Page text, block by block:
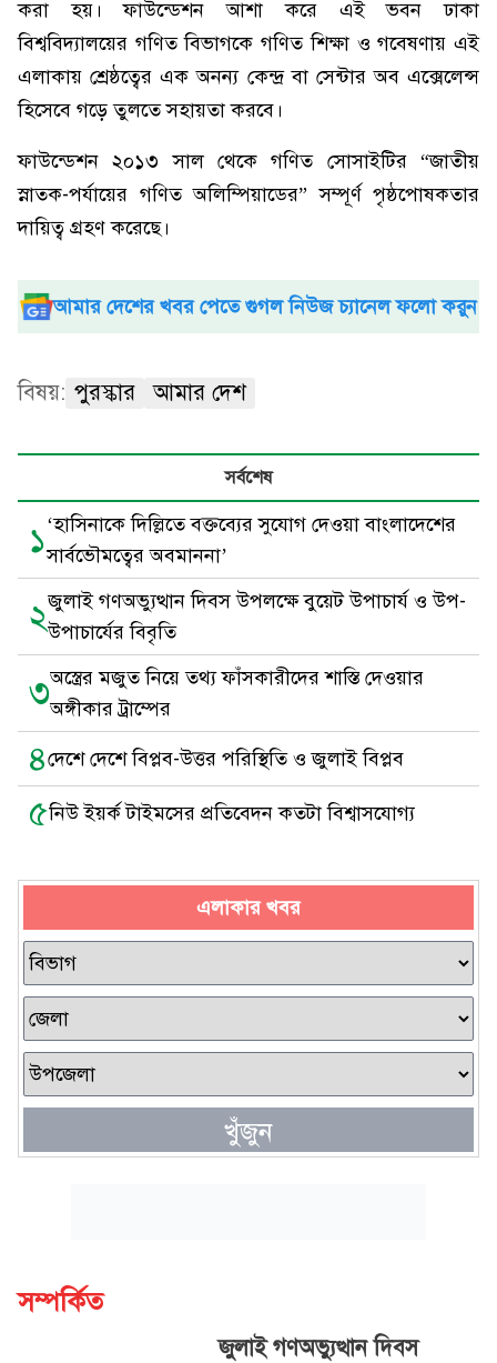
করা হয়। ফাউন্ডেশন আশা করে এই ভবন ঢাকা
বিশ্ববিদ্যালয়ের গণিত বিভাগকে গণিত শিক্ষা ও গবেষণায় এই
এলাকায় শ্রেষ্ঠত্বের এক অনন্য কেন্দ্র বা সেন্টার অব এক্সেলেন্স
হিসেবে গড়ে তুলতে সহায়তা করবে।
ফাউন্ডেশন ২০১৩ সাল থেকে গণিত সোসাইটির “জাতীয়
স্নাতক-পর্যায়ের গণিত অলিম্পিয়াডের” সম্পূর্ণ পৃষ্ঠপোষকতার
দায়িত্ব গ্রহণ করেছে।
আমার দেশের খবর পেতে গুগল নিউজ চ্যানেল ফলো করুন
বিষয়: পুরস্কার আমার দেশ
সর্বশেষ
১‘হাসিনাকে দিল্লিতে বক্তব্যের সুযোগ দেওয়া বাংলাদেশের
সার্বভৌমত্বের অবমাননা’
২জুলাই গণঅভ্যুত্থান দিবস উপলক্ষে বুয়েট উপাচার্য ও উপ-
উপাচার্যের বিবৃতি
৩অস্ত্রের মজুত নিয়ে তথ্য ফাঁসকারীদের শাস্তি দেওয়ার
অঙ্গীকার ট্রাম্পের
৪দেশে দেশে বিপ্লব-উত্তর পরিস্থিতি ও জুলাই বিপ্লব
৫নিউ ইয়র্ক টাইমসের প্রতিবেদন কতটা বিশ্বাসযোগ্য
এলাকার খবর
খুঁজুন
সম্পর্কিত
জুলাই গণঅভ্যুত্থান দিবস